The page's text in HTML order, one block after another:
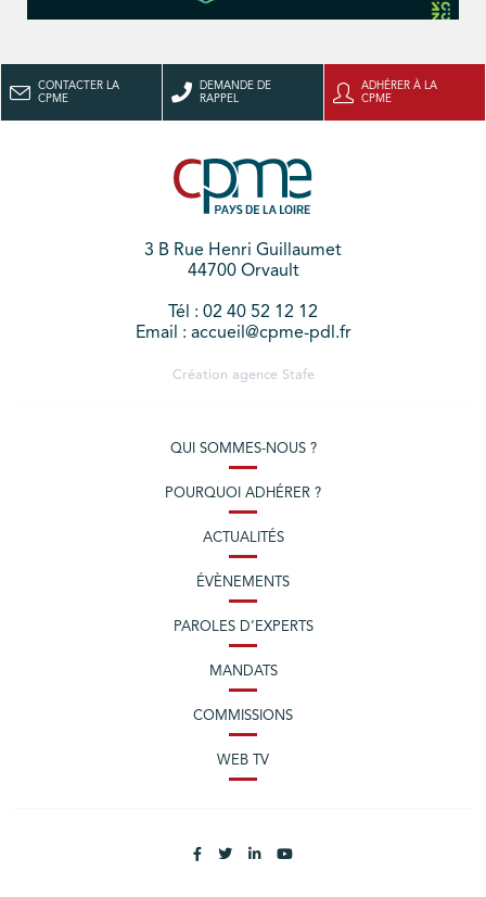
CONTACTER LA
CPME
DEMANDE DE
RAPPEL
ADHÉRER À LA
CPME
3 B Rue Henri Guillaumet
44700 Orvault
Tél : 02 40 52 12 12
Email : accueil@cpme-pdl.fr
Création agence Stafe
QUI SOMMES-NOUS ?
POURQUOI ADHÉRER ?
ACTUALITÉS
ÉVÈNEMENTS
PAROLES D’EXPERTS
MANDATS
COMMISSIONS
WEB TV